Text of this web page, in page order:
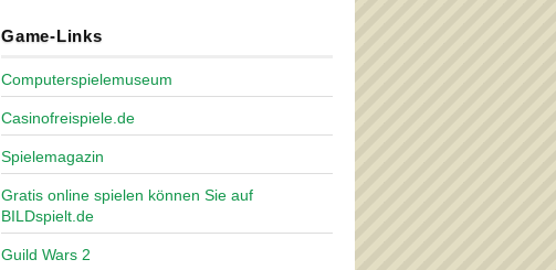
Game-Links
Computerspielemuseum
Casinofreispiele.de
Spielemagazin
Gratis online spielen können Sie auf
BILDspielt.de
Guild Wars 2